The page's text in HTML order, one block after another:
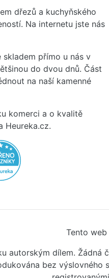
dřezů a kuchyňského
Na internetu jste nás
přímo u nás v
do dvou dnů. Část
na naší kamenné
komerci a o kvalitě
Heureka.cz.
Tento
autorským dílem.
bez